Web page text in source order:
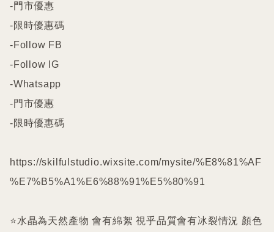
-門市優惠
-限時優惠碼
-Follow FB
-Follow IG
-Whatsapp
-門市優惠
-限時優惠碼
https://skilfulstudio.wixsite.com/mysite/%E8%81%AF
%E7%B5%A1%E6%88%91%E5%80%91
⭐️水晶為天然產物 會有綿絮 視乎品質會有冰裂情況 顏色